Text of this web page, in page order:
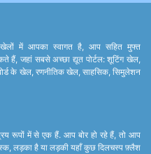
में आपका स्वागत है, आप सहित मुफ्त
जहां सबसे अच्छा द्यूत पोर्टल: शूटिंग खेल,
के खेल, रणनीतिक खेल, साहसिक, सिमुलेशन
रूपों में से एक हैं. आप बोर हो रहे हैं, तो आप
लड़का है या लड़की यहाँ कुछ दिलचस्प फ़्लैश